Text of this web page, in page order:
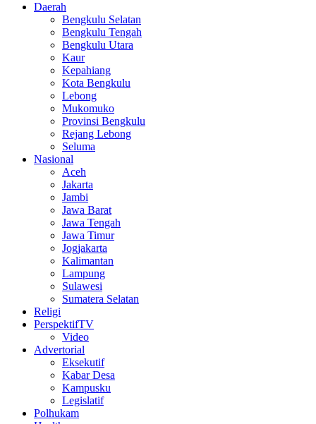
Daerah
Bengkulu Selatan
Bengkulu Tengah
Bengkulu Utara
Kaur
Kepahiang
Kota Bengkulu
Lebong
Mukomuko
Provinsi Bengkulu
Rejang Lebong
Seluma
Nasional
Aceh
Jakarta
Jambi
Jawa Barat
Jawa Tengah
Jawa Timur
Jogjakarta
Kalimantan
Lampung
Sulawesi
Sumatera Selatan
Religi
PerspektifTV
Video
Advertorial
Eksekutif
Kabar Desa
Kampusku
Legislatif
Polhukam